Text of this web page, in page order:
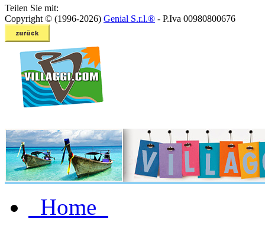
Teilen Sie mit:
Copyright © (1996-2026) Genial S.r.l.® - P.Iva 00980800676
Home